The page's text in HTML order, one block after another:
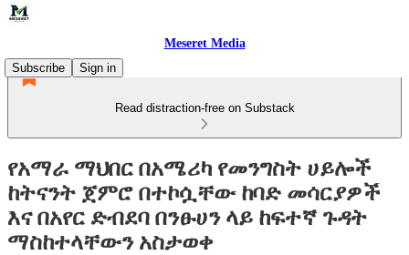
Meseret Media
Subscribe
Sign in
Read distraction-free on Substack
የአማራ ማህበር በአሜሪካ የመንግስት ሀይሎች
ከትናንት ጀምሮ በተኮሷቸው ከባድ መሳርያዎች
እና በአየር ድብደባ በንፁሀን ላይ ከፍተኛ ጉዳት
ማስከተላቸውን አስታወቀ